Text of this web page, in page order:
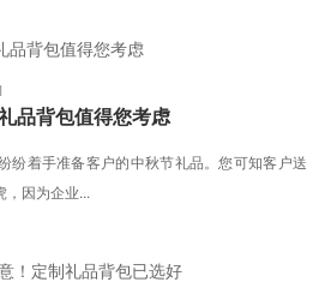
品背包值得您考虑
纷着手准备客户的中秋节礼品。您可知客户送
，因为企业...